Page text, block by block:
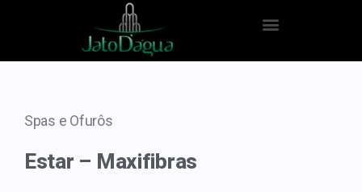
Spas e Ofurôs
Estar – Maxifibras